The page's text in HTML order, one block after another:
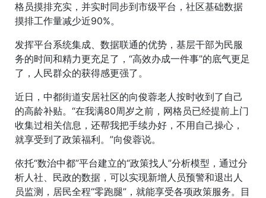
格员摸排充实，并实时同步到市级平台，社区基础数据
摸排工作量减少近90%。
发挥平台系统集成、数据联通的优势，基层干部为民服
务的时间和精力更充足了，“高效办成一件事”的底气更足
了，人民群众的获得感更强了。
近日，中都街道安居社区的向俊蓉老人按时收到了自己
的高龄补贴。“在我满80周岁之前，网格员已经提前上门
收集过相关信息，还帮我把手续办好，不用自己操心，
就享受到了政策福利。”向俊蓉说。
依托“数治中都”平台建立的“政策找人”分析模型，通过分
析人社、民政的数据，可以实现新增人员预警和退出人
员监测，居民全程“零跑腿”，就能享受各项政策服务。目